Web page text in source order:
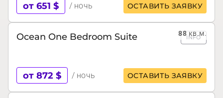
от 651 $ / ночь ОСТАВИТЬ ЗАЯВКУ
88кв.м.
Ocean One Bedroom Suite INFO
от 872 $ / ночь ОСТАВИТЬ ЗАЯВКУ